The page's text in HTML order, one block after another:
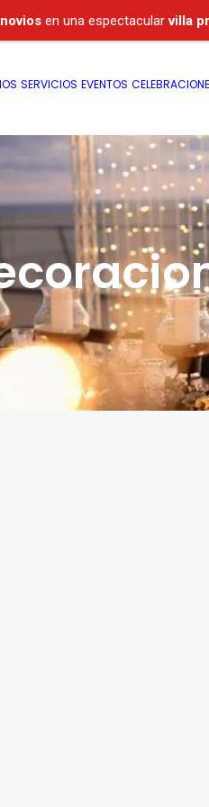
SERVICIOS EVENTOS
en una espectacularvilla